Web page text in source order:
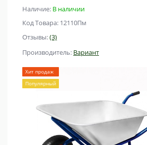
Наличие: В наличии
Код Товара: 12110Пм
Отзывы:(3)
Производитель: Вариант
Хит продаж
Популярный